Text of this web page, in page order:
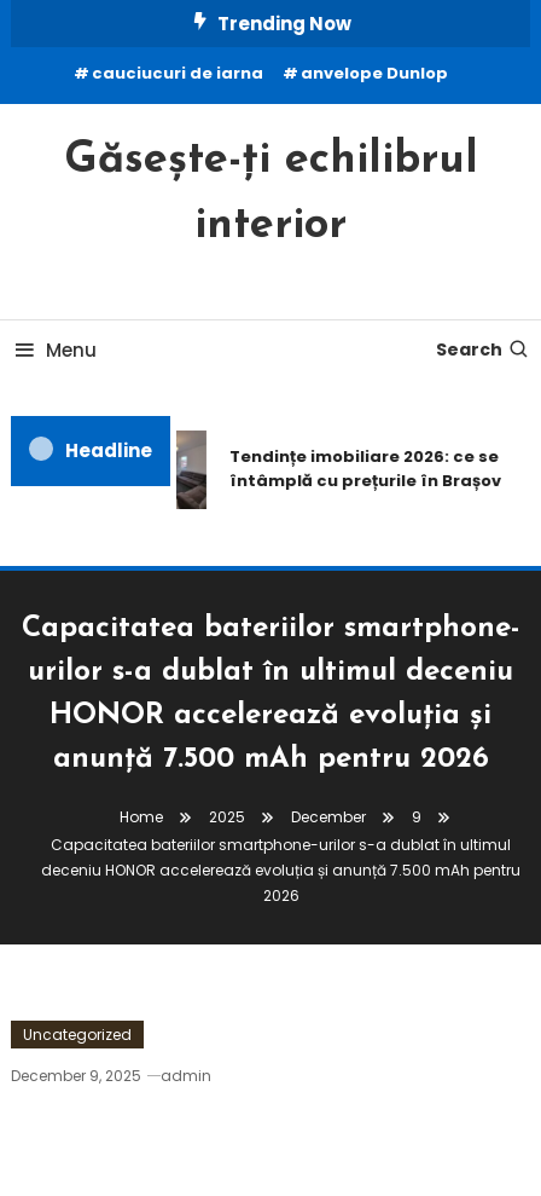
Content
Trending Now
cauciucuri de iarna anvelope Dunlop
Găsește-ți echilibrul
interior
Menu Search
Headline
Tendințe imobiliare 2026: ce se
întâmplă cu prețurile în Brașov
Capacitatea bateriilor smartphone-
urilor s-a dublat în ultimul deceniu
HONOR accelerează evoluția și
anunță 7.500 mAh pentru 2026
Home 2025 December
9
Capacitatea bateriilor smartphone-urilor s-a dublat în ultimul
deceniu HONOR accelerează evoluția și anunță 7.500 mAh pentru
2026
Uncategorized
December 9, 2025
admin